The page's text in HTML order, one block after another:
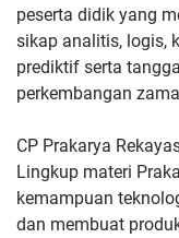
peserta didik yang
sikap analitis, logis,
prediktif serta
perkembangan
CP Prakarya
Lingkup materi
kemampuan
dan membuat